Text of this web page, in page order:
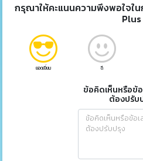
กรุณาให้คะแนนความพึงพอใจใน
Plus
ยอดเยี่ยม ดี
ข้อคิดเห็นหรือข้
ต้องปรับ